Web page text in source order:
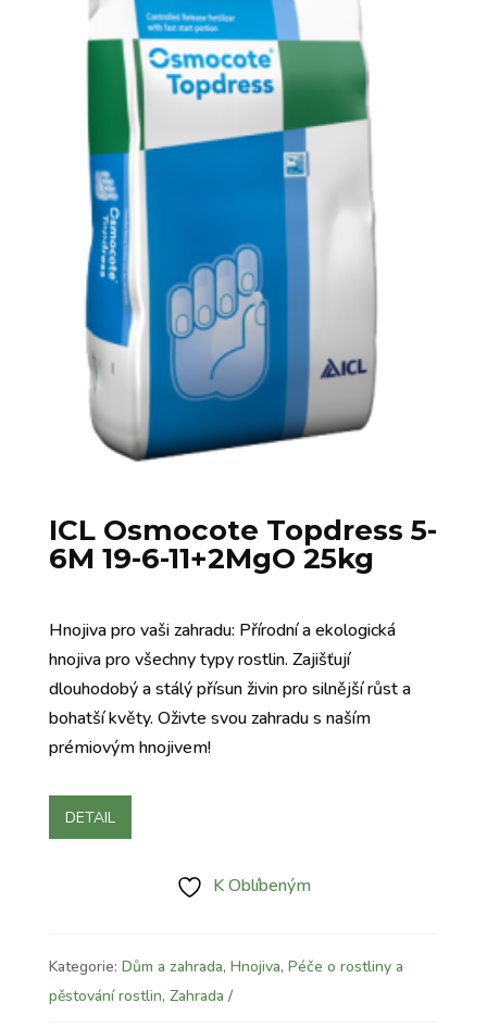
ICL Osmocote Topdress 5-
6M 19-6-11+2MgO 25kg
Hnojiva pro vaši zahradu: Přírodní a ekologická
hnojiva pro všechny typy rostlin. Zajišťují
dlouhodobý a stálý přísun živin pro silnější růst a
bohatší květy. Oživte svou zahradu s naším
prémiovým hnojivem!
DETAIL
K Oblíbeným
Kategorie: Dům a zahrada, Hnojiva, Péče o rostliny a
pěstování rostlin, Zahrada